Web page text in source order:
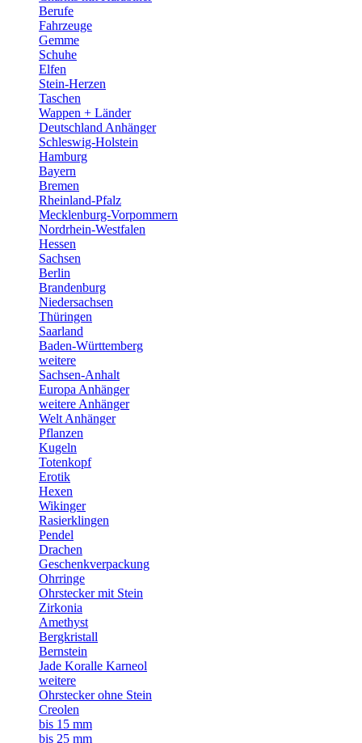
Berufe
Fahrzeuge
Gemme
Schuhe
Elfen
Stein-Herzen
Taschen
Wappen + Länder
Deutschland Anhänger
Schleswig-Holstein
Hamburg
Bayern
Bremen
Rheinland-Pfalz
Mecklenburg-Vorpommern
Nordrhein-Westfalen
Hessen
Sachsen
Berlin
Brandenburg
Niedersachsen
Thüringen
Saarland
Baden-Württemberg
weitere
Sachsen-Anhalt
Europa Anhänger
weitere Anhänger
Welt Anhänger
Pflanzen
Kugeln
Totenkopf
Erotik
Hexen
Wikinger
Rasierklingen
Pendel
Drachen
Geschenkverpackung
Ohrringe
Ohrstecker mit Stein
Zirkonia
Amethyst
Bergkristall
Bernstein
Jade Koralle Karneol
weitere
Ohrstecker ohne Stein
Creolen
bis 15 mm
bis 25 mm